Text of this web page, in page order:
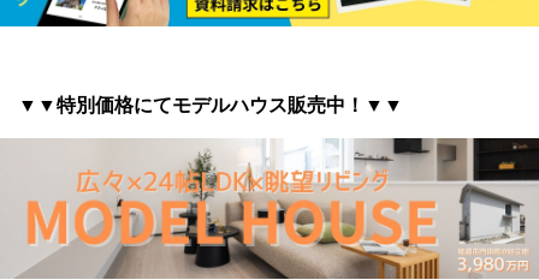
▼▼特別価格にてモデルハウス販売中！▼▼